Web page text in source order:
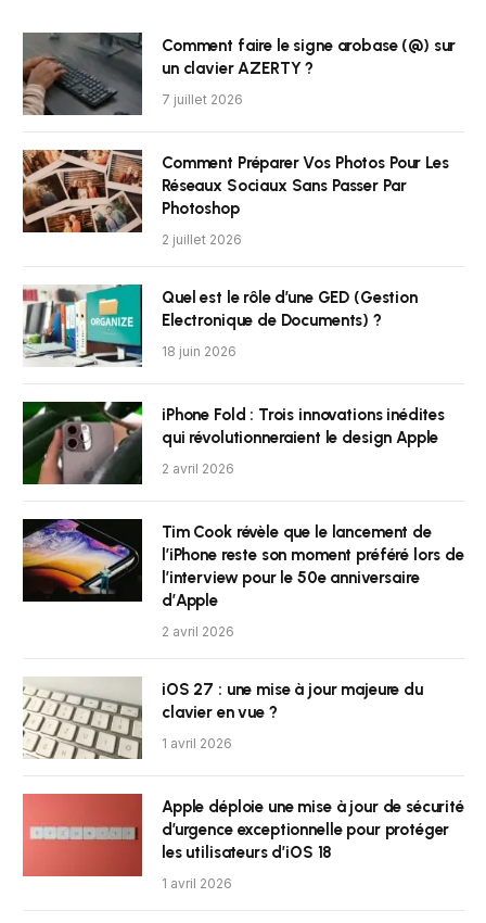
Comment faire le signe arobase (@) sur
un clavier AZERTY ?
7 juillet 2026
Comment Préparer Vos Photos Pour Les
Réseaux Sociaux Sans Passer Par
Photoshop
2 juillet 2026
Quel est le rôle d’une GED (Gestion
Electronique de Documents) ?
18 juin 2026
iPhone Fold : Trois innovations inédites
qui révolutionneraient le design Apple
2 avril 2026
Tim Cook révèle que le lancement de
l’iPhone reste son moment préféré lors de
l’interview pour le 50e anniversaire
d’Apple
2 avril 2026
iOS 27 : une mise à jour majeure du
clavier en vue ?
1 avril 2026
Apple déploie une mise à jour de sécurité
d’urgence exceptionnelle pour protéger
les utilisateurs d’iOS 18
1 avril 2026